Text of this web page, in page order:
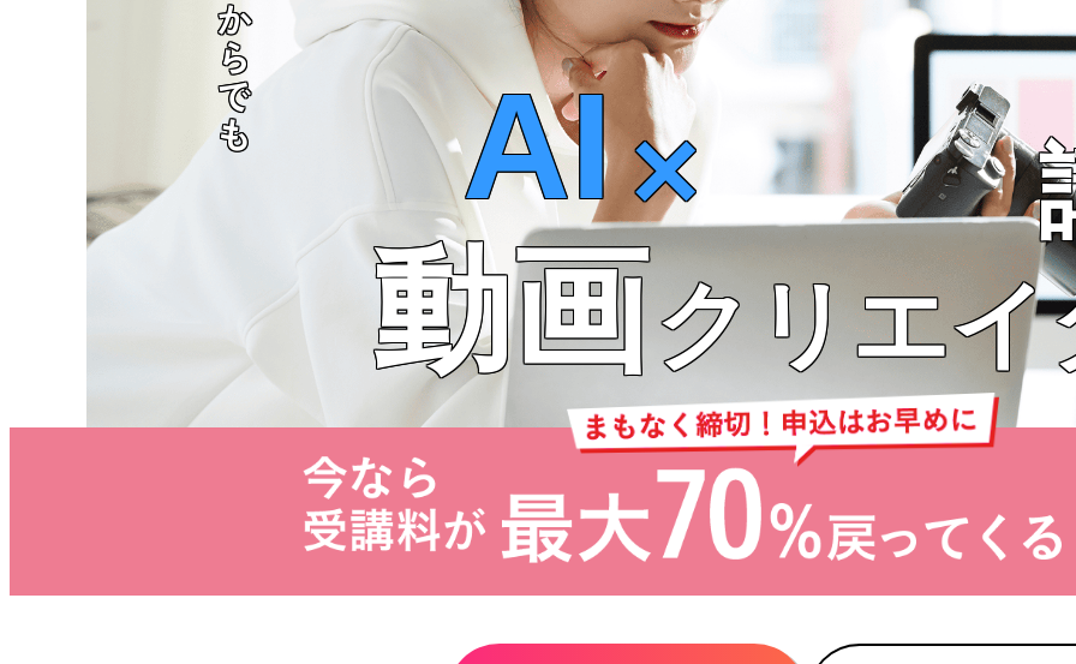
からでも AI×
動画クリエイ
AIを、あなたの創造力を形にする「最強のパート